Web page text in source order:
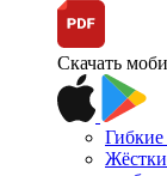
Скачать